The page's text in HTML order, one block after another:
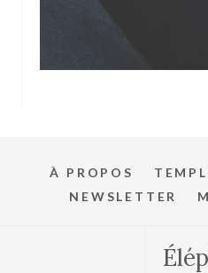
À PROPOS
NEWSLETTER